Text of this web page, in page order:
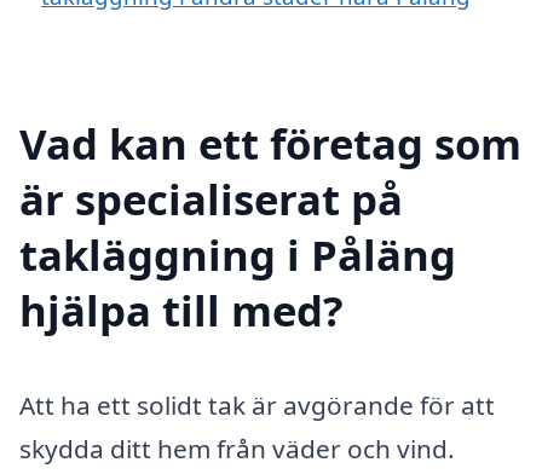
Vad kan ett företag som
är specialiserat på
takläggning i Påläng
hjälpa till med?
Att ha ett solidt tak är avgörande för att
skydda ditt hem från väder och vind.